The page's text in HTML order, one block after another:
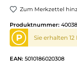
Zum Merkzettel
Produktnummer:
P Sie erhalten
EAN: 5010186020308